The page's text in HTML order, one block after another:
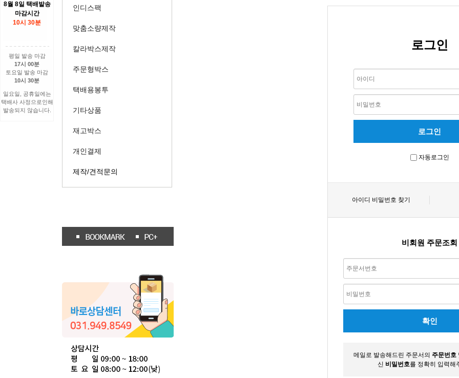
8월 8일 택배발송
마감시간
10시 30분
평일 발송 마감
17시 00분
토요일 발송 마감
10시 30분
일요일, 공휴일에는
택배사 사정으로인해
발송되지 않습니다.
인디스팩
맞춤소량제작
칼라박스제작
주문형박스
택배용봉투
기타상품
재고박스
개인결제
제작/견적문의
로그인
자동로그인
아이디 비밀번호 찾기
비회원 주문조회
메일로 발송해드린 주문서의 주문번호
신 비밀번호를 정확히 입력해